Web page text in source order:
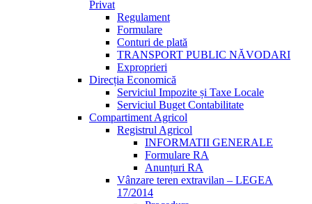
Privat
Regulament
Formulare
Conturi de plată
TRANSPORT PUBLIC NĂVODARI
Exproprieri
Direcția Economică
Serviciul Impozite și Taxe Locale
Serviciul Buget Contabilitate
Compartiment Agricol
Registrul Agricol
INFORMATII GENERALE
Formulare RA
Anunțuri RA
Vânzare teren extravilan – LEGEA
17/2014